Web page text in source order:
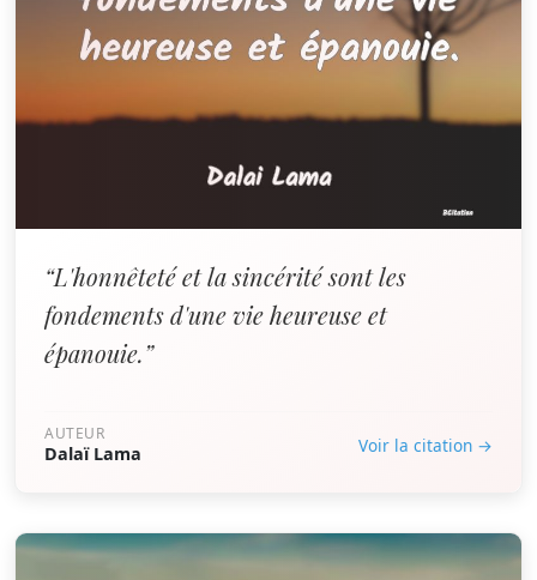
“L'honnêteté et la sincérité sont les
fondements d'une vie heureuse et
épanouie.”
AUTEUR
Dalaï Lama Voir la citation →